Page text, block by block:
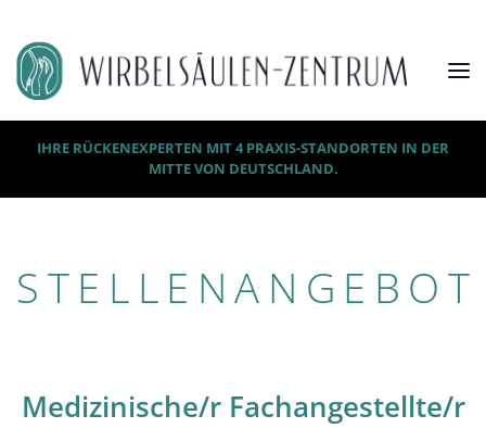
IHRE RÜCKENEXPERTEN MIT 4 PRAXIS-STANDORTEN IN DER
MITTE VON DEUTSCHLAND.
STELLENANGEBOT
Medizinische/r Fachangestellte/r